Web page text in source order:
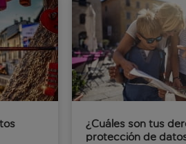
¿Cuáles son tus
protección de